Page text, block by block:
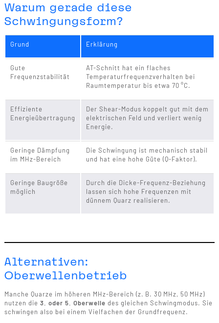
Warum gerade diese
Schwingungsform?
Grund Erklärung
Gute
Frequenzstabilität
AT-Schnitt hat ein flaches
Temperaturfrequenzverhalten bei
Raumtemperatur bis etwa 70 °C.
Effiziente
Energieübertragung
Der Shear-Modus koppelt gut mit dem
elektrischen Feld und verliert wenig
Energie.
Geringe Dämpfung
im MHz-Bereich
Die Schwingung ist mechanisch stabil
und hat eine hohe Güte (Q-Faktor).
Geringe Baugröße
möglich
Durch die Dicke-Frequenz-Beziehung
lassen sich hohe Frequenzen mit
dünnem Quarz realisieren.
Alternativen:
Oberwellenbetrieb
Manche Quarze im höheren MHz-Bereich (z. B. 30 MHz, 50 MHz)
nutzen die 3. oder 5. Oberwelle des gleichen Schwingmodus. Sie
schwingen also bei einem Vielfachen der Grundfrequenz.